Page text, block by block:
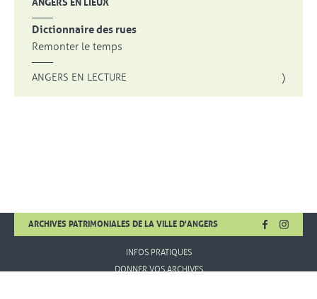
Dictionnaire des rues
Remonter le temps
ANGERS EN LECTURE
ARCHIVES PATRIMONIALES DE LA VILLE D'ANGERS FACEBOOK
, OUVRE
,
INFOS PRATIQUES
DONNER VOS ARCHIVES